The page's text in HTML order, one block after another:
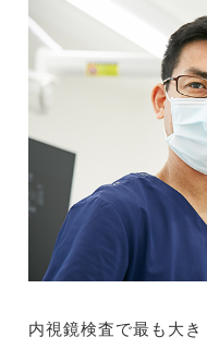
内視鏡検査で最も大